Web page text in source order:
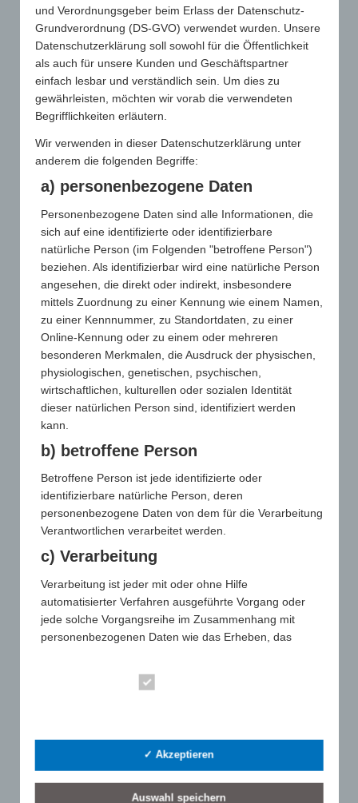
Ansprechpartner
Vorname
Möchten Sie einen weiteren Ansprechpartner hinzufügen?
Ja
Anschrift
Adresse
Zeile
Stadt Region
Postleitzahl
Einwilligungen in*
die AGB zur TREND 2026 Herbst
die Datenschutzerklärung zur TREND 2026 Herbst
Die Dokumente können oben auf der Seite eingesehen und
heruntergeladen werden
Absenden
TREND
Anmeldung zur TREND 2026 Herbst – Werbeartikelberater
Anmeldung zur TREND 2026 Herbst – Lieferant
und Verordnungsgeber beim Erlass der Datenschutz-
Grundverordnung (DS-GVO) verwendet wurden. Unsere
Datenschutzerklärung soll sowohl für die Öffentlichkeit
als auch für unsere Kunden und Geschäftspartner
einfach lesbar und verständlich sein. Um dies zu
gewährleisten, möchten wir vorab die verwendeten
Begrifflichkeiten erläutern.
Wir verwenden in dieser Datenschutzerklärung unter
anderem die folgenden Begriffe:
a) personenbezogene Daten
Personenbezogene Daten sind alle Informationen, die
sich auf eine identifizierte oder identifizierbare
natürliche Person (im Folgenden "betroffene Person")
beziehen. Als identifizierbar wird eine natürliche Person
angesehen, die direkt oder indirekt, insbesondere
mittels Zuordnung zu einer Kennung wie einem Namen,
zu einer Kennnummer, zu Standortdaten, zu einer
Online-Kennung oder zu einem oder mehreren
besonderen Merkmalen, die Ausdruck der physischen,
physiologischen, genetischen, psychischen,
wirtschaftlichen, kulturellen oder sozialen Identität
dieser natürlichen Person sind, identifiziert werden
kann.
b) betroffene Person
Betroffene Person ist jede identifizierte oder
identifizierbare natürliche Person, deren
personenbezogene Daten von dem für die Verarbeitung
Verantwortlichen verarbeitet werden.
c) Verarbeitung
Verarbeitung ist jeder mit oder ohne Hilfe
automatisierter Verfahren ausgeführte Vorgang oder
jede solche Vorgangsreihe im Zusammenhang mit
personenbezogenen Daten wie das Erheben, das
Speicherung, die Anpassung oder Veränderung, das
Auslesen, das Abfragen, die Verwendung, die
Verknüpfung, die Einschränkung, das Löschen oder die
d) Einschränkung der Verarbeitung
✓ Akzeptieren
Auswahl speichern